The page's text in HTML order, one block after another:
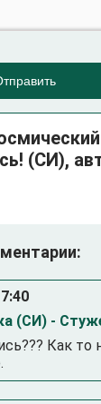
(СИ),
(СИ) -
Как то